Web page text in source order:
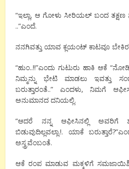
“ಇಲ್ಲಾ, ಆ ಗೋಳು ಸೀರಿಯಲ್ ಬಂದ ತಕ್ಷಣ
..”ಎಂದೆ.
ನನಗಿವತ್ತು ಯಾವ ಕ್ಲಯಂಟ್ ಕಾಟವೂ
“ಹುಂ..!!”ಎಂದು ಗುಟುರು ಹಾಕಿ ಆಕೆ
ನಿಮ್ಮನ್ನು ಭೇಟಿ ಮಾಡಲು ಇವತ್ತು
ಬರುತ್ತಾರಂತೆ..” ಎಂದಳು, ನಿಮಗೆ
ಅನುಮಾನದ ದನಿಯಲ್ಲಿ.
“ಆದರೆ ನನ್ನ ಆಫೀಸಿನಲ್ಲಿ ಅವರಿಗೆ
ಬಿಡುವುದಿಲ್ಲವಲ್ಲಾ.!. ಯಾಕೆ
ಅಸ್ತ್ರವೆಂಬಂತೆ.
ಆಕೆ ರಂಪ ಮಾಡುವ ಮಕ್ಕಳಿಗೆ